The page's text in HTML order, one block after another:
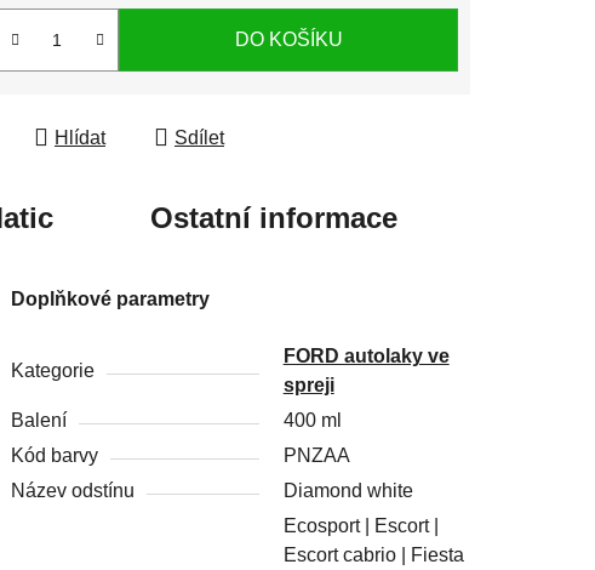
DO KOŠÍKU
Hlídat Sdílet
Ostatní informace
Doplňkové parametry
Kategorie
FORD autolaky ve
spreji
Balení
400 ml
Kód barvy
PNZAA
Název odstínu
Diamond white
Ecosport | Escort |
Escort cabrio | Fiesta